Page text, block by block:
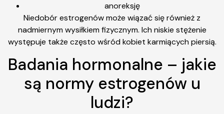
anoreksję
Niedobór estrogenów może wiązać się również z
nadmiernym wysiłkiem fizycznym. Ich niskie stężenie
występuje także często wśród kobiet karmiących piersią.
Badania hormonalne – jakie
są normy estrogenów u
ludzi?